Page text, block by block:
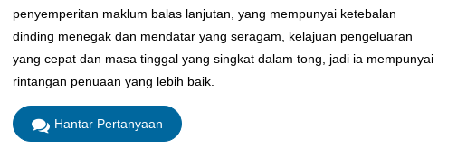
penyemperitan maklum balas lanjutan, yang mempunyai ketebalan
dinding menegak dan mendatar yang seragam, kelajuan pengeluaran
yang cepat dan masa tinggal yang singkat dalam tong, jadi ia mempunyai
rintangan penuaan yang lebih baik.
Hantar Pertanyaan